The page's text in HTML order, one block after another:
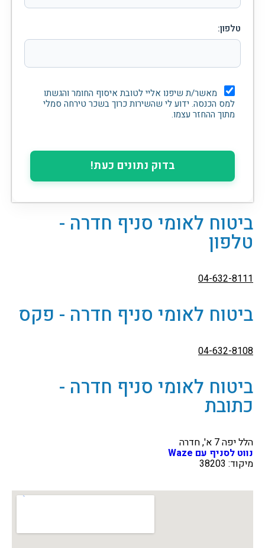
טלפון:
מאשר/ת שיפנו אליי לטובת איסוף החומר והגשתו
למס הכנסה. ידוע לי שהשירות כרוך בשכר טירחה סמלי
מתוך ההחזר עצמו.
בדוק נתונים כעת!
ביטוח לאומי סניף חדרה -
טלפון
04-632-8111
ביטוח לאומי סניף חדרה - פקס
04-632-8108
ביטוח לאומי סניף חדרה -
כתובת
הלל יפה 7 א', חדרה
נווט לסניף עם Waze
מיקוד: 38203